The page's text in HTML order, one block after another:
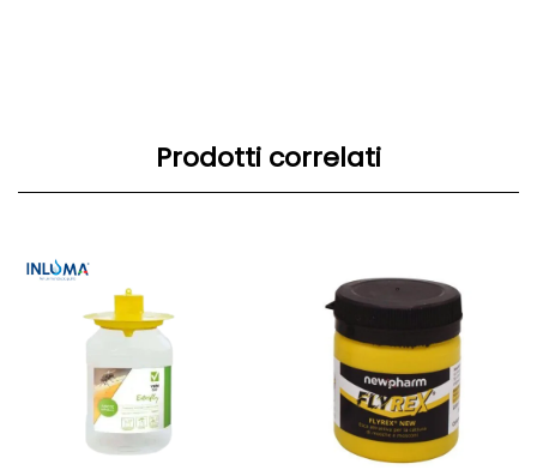
Prodotti correlati